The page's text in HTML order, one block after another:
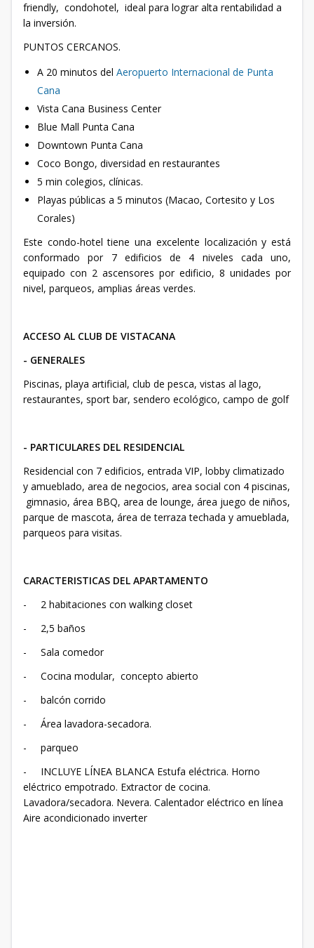
friendly, condohotel, ideal para lograr alta rentabilidad a
la inversión.
PUNTOS CERCANOS.
A 20 minutos del Aeropuerto Internacional de Punta
Cana
Vista Cana Business Center
Blue Mall Punta Cana
Downtown Punta Cana
Coco Bongo, diversidad en restaurantes
5 min colegios, clínicas.
Playas públicas a 5 minutos (Macao, Cortesito y Los
Corales)
Este condo-hotel tiene una excelente localización y está
conformado por 7 edificios de 4 niveles cada uno,
equipado con 2 ascensores por edificio, 8 unidades por
nivel, parqueos, amplias áreas verdes.
ACCESO AL CLUB DE VISTACANA
- GENERALES
Piscinas, playa artificial, club de pesca, vistas al lago,
restaurantes, sport bar, sendero ecológico, campo de golf
- PARTICULARES DEL RESIDENCIAL
Residencial con 7 edificios, entrada VIP, lobby climatizado
y amueblado, area de negocios, area social con 4 piscinas,
gimnasio, área BBQ, area de lounge, área juego de niños,
parque de mascota, área de terraza techada y amueblada,
parqueos para visitas.
CARACTERISTICAS DEL APARTAMENTO
- 2 habitaciones con walking closet
- 2,5 baños
- Sala comedor
- Cocina modular, concepto abierto
- balcón corrido
- Área lavadora-secadora.
- parqueo
- INCLUYE LÍNEA BLANCA Estufa eléctrica. Horno
eléctrico empotrado. Extractor de cocina.
Lavadora/secadora. Nevera. Calentador eléctrico en línea
Aire acondicionado inverter